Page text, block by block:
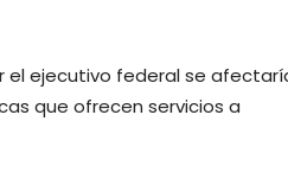
el ejecutivo federal se
que ofrecen servicios a